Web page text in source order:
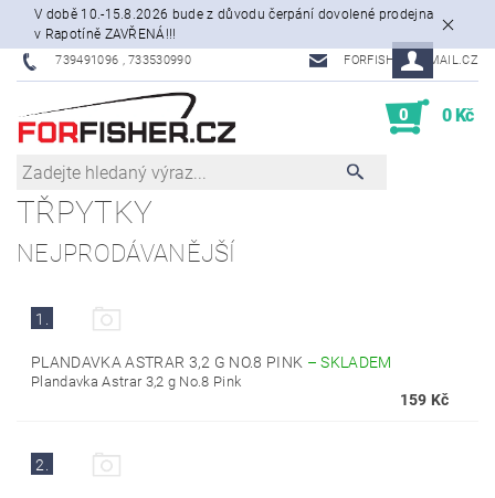
V době 10.-15.8.2026 bude z důvodu čerpání dovolené prodejna
v Rapotíně ZAVŘENÁ!!!
739491096 , 733530990 FORFISHER@EMAIL.CZ
0 0 Kč
TŘPYTKY
NEJPRODÁVANĚJŠÍ
1.
PLANDAVKA ASTRAR 3,2 G NO.8 PINK –SKLADEM
Plandavka Astrar 3,2 g No.8 Pink
159 Kč
2.